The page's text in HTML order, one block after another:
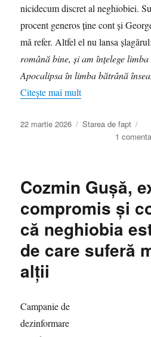
nicidecum discret al neghiobiei.
procent generos ține cont și
mă refer. Altfel el nu lansa șlagărul:
română bine, și am înțelege
Apocalipsa în limba bătrână
Citește mai mult
Publicat
22 martie 2026 Categorii
Starea de fapt
1
Cozmin Gușă,
compromis și
că neghiobia
de care suferă
alții
Campanie de
dezinformare